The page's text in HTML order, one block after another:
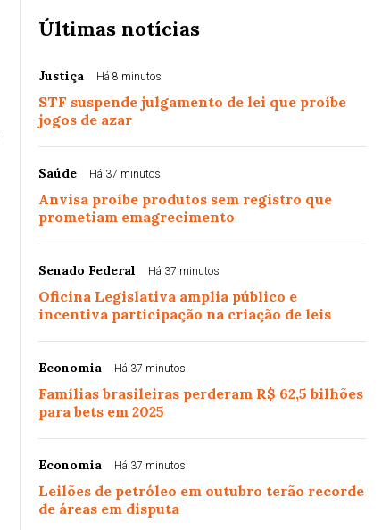
Últimas notícias
Justiça Há 8 minutos
STF suspende julgamento de lei que proíbe
jogos de azar
Saúde Há 37 minutos
Anvisa proíbe produtos sem registro que
prometiam emagrecimento
Senado Federal Há 37 minutos
Oficina Legislativa amplia público e
incentiva participação na criação de leis
Economia Há 37 minutos
Famílias brasileiras perderam R$ 62,5 bilhões
para bets em 2025
Economia Há 37 minutos
Leilões de petróleo em outubro terão recorde
de áreas em disputa